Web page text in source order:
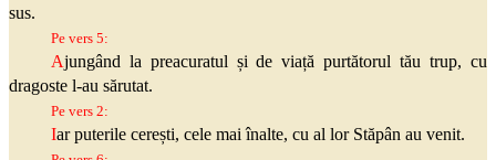
sus.
Pe vers 5:
Ajungând la preacuratul și de viață purtătorul tău trup, cu
dragoste l-au sărutat.
Pe vers 2:
Iar puterile cerești, cele mai înalte, cu al lor Stăpân au venit.